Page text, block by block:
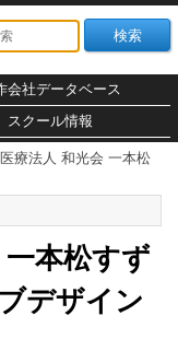
会社データベース
スクール情報
医療法人 和光会 一本松
一本松すず
デザイン